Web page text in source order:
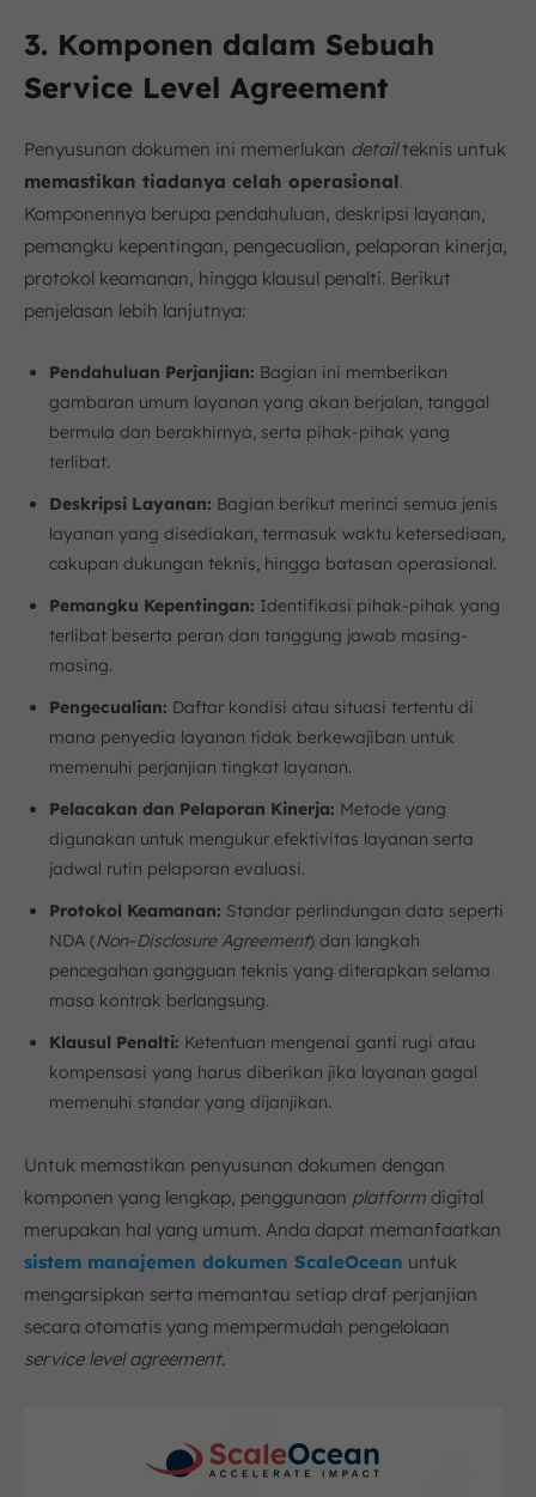
3. Komponen dalam Sebuah
Service Level Agreement
Penyusunan dokumen ini memerlukan detailteknis untuk
memastikan tiadanya celah operasional.
Komponennya berupa pendahuluan, deskripsi layanan,
pemangku kepentingan, pengecualian, pelaporan kinerja,
protokol keamanan, hingga klausul penalti. Berikut
penjelasan lebih lanjutnya:
Pendahuluan Perjanjian: Bagian ini memberikan
gambaran umum layanan yang akan berjalan, tanggal
bermula dan berakhirnya, serta pihak-pihak yang
terlibat.
Deskripsi Layanan: Bagian berikut merinci semua jenis
layanan yang disediakan, termasuk waktu ketersediaan,
cakupan dukungan teknis, hingga batasan operasional.
Pemangku Kepentingan: Identifikasi pihak-pihak yang
terlibat beserta peran dan tanggung jawab masing-
masing.
Pengecualian: Daftar kondisi atau situasi tertentu di
mana penyedia layanan tidak berkewajiban untuk
memenuhi perjanjian tingkat layanan.
Pelacakan dan Pelaporan Kinerja: Metode yang
digunakan untuk mengukur efektivitas layanan serta
jadwal rutin pelaporan evaluasi.
Protokol Keamanan: Standar perlindungan data seperti
NDA (Non–Disclosure Agreement) dan langkah
pencegahan gangguan teknis yang diterapkan selama
masa kontrak berlangsung.
Klausul Penalti: Ketentuan mengenai ganti rugi atau
kompensasi yang harus diberikan jika layanan gagal
memenuhi standar yang dijanjikan.
Untuk memastikan penyusunan dokumen dengan
komponen yang lengkap, penggunaan platform digital
merupakan hal yang umum. Anda dapat memanfaatkan
sistem manajemen dokumen ScaleOcean untuk
mengarsipkan serta memantau setiap draf perjanjian
secara otomatis yang mempermudah pengelolaan
service level agreement.